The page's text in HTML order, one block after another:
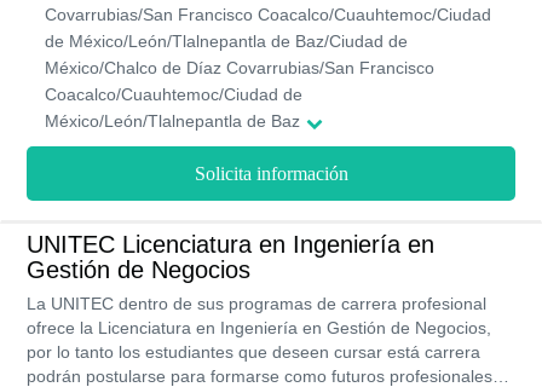
Además, ofrece un programa de becas en donde puedes
obtener desde un 40 a un 55% de descuento sobre el costo de
la colegiatura y, lo mejor de todo es que sus inscripciones son
Covarrubias/San Francisco Coacalco/Cuauhtemoc/Ciudad
de México/León/Tlalnepantla de Baz/Ciudad de
México/Chalco de Díaz Covarrubias/San Francisco
Coacalco/Cuauhtemoc/Ciudad de
México/León/Tlalnepantla de Baz
Solicita información
UNITEC Licenciatura en Ingeniería en
Gestión de Negocios
La UNITEC dentro de sus programas de carrera profesional
ofrece la Licenciatura en Ingeniería en Gestión de Negocios,
por lo tanto los estudiantes que deseen cursar está carrera
podrán postularse para formarse como futuros profesionales